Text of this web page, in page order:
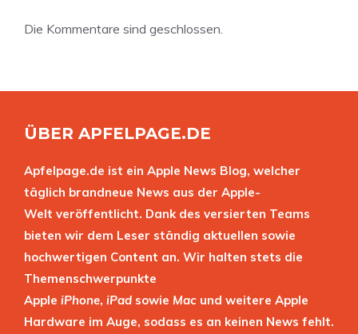
Die Kommentare sind geschlossen.
ÜBER APFELPAGE.DE
Apfelpage.de ist ein Apple News Blog, welcher
täglich brandneue News aus der Apple-
Welt veröffentlicht. Dank des versierten Teams
bieten wir dem Leser ständig aktuellen sowie
hochwertigen Content an. Wir halten stets die
Themenschwerpunkte
Apple iPhone, iPad sowie Mac und weitere Apple
Hardware im Auge, sodass es an keinen News fehlt.